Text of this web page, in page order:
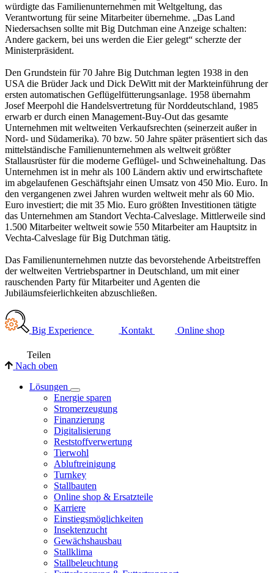
würdigte das Familienunternehmen mit Weltgeltung, das
Verantwortung für seine Mitarbeiter übernehme. „Das Land
Niedersachsen sollte mit Big Dutchman eine Anzeige schalten:
Andere gackern, bei uns werden die Eier gelegt“ scherzte der
Ministerpräsident.
Den Grundstein für 70 Jahre Big Dutchman legten 1938 in den
USA die Brüder Jack und Dick DeWitt mit der Markteinführung der
ersten automatischen Geflügelfütterungsanlage. 1958 übernahm
Josef Meerpohl die Handelsvertretung für Norddeutschland, 1985
erwarb er durch einen Management-Buy-Out das gesamte
Unternehmen mit weltweiten Verkaufsrechten (seinerzeit außer in
Nord- und Südamerika). 70 bzw. 50 Jahre später präsentiert sich das
mittelständische Familienunternehmen als weltweit größter
Stallausrüster für die moderne Geflügel- und Schweinehaltung. Das
Unternehmen ist in mehr als 100 Ländern aktiv und erwirtschaftete
im abgelaufenen Geschäftsjahr einen Umsatz von 450 Mio. Euro. In
den vergangenen zwei Jahren wurden weltweit mehr als 60 Mio.
Euro investiert; die mit 35 Mio. Euro größten Investitionen tätigte
das Unternehmen am Standort Vechta-Calveslage. Mittlerweile sind
1.500 Mitarbeiter weltweit sowie 550 Mitarbeiter am Hauptsitz in
Vechta-Calveslage für Big Dutchman tätig.
Das Familienunternehmen nutzte das bevorstehende Arbeitstreffen
der weltweiten Vertriebspartner in Deutschland, um mit einer
rauschenden Party für Mitarbeiter und Agenten die
Jubiläumsfeierlichkeiten abzuschließen.
Big Experience Kontakt Online shop
Teilen
Nach oben
Lösungen
Energie sparen
Stromerzeugung
Finanzierung
Digitalisierung
Reststoffverwertung
Tierwohl
Abluftreinigung
Turnkey
Stallbauten
Online shop & Ersatzteile
Karriere
Einstiegsmöglichkeiten
Insektenzucht
Gewächshausbau
Stallklima
Stallbeleuchtung